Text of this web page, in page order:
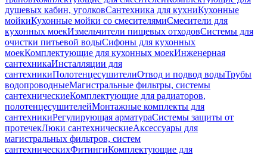
душевых кабин, уголковСантехника для кухниКухонные
мойкиКухонные мойки со смесителямиСмесители для
кухонных моекИзмельчители пищевых отходовСистемы для
очистки питьевой водыСифоны для кухонных
моекКомплектующие для кухонных моекИнженерная
сантехникаИнсталляции для
сантехникиПолотенцесушителиОтвод и подвод водыТрубы
водопроводныеМагистральные фильтры, системы
сантехническиеКомплектующие для радиаторов,
полотенцесушителейМонтажные комплекты для
сантехникиРегулирующая арматураСистемы защиты от
протечекЛюки сантехническиеАксессуары для
магистральных фильтров, систем
сантехническихФитингиКомплектующие для